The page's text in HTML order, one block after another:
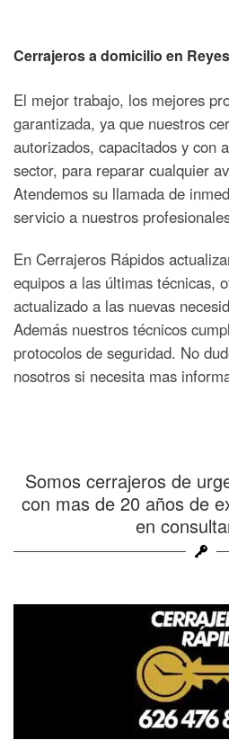
Cerrajeros a domicilio en
El mejor trabajo, los mejores
garantizada, ya que nuestros
autorizados, capacitados y con
sector, para reparar cualquier
Atendemos su llamada de
servicio a nuestros
En Cerrajeros Rápidos
equipos a las últimas técnicas,
actualizado a las nuevas
Además nuestros técnicos
protocolos de seguridad. No
nosotros si necesita mas
Somos cerrajeros de
con mas de 20 años de
en